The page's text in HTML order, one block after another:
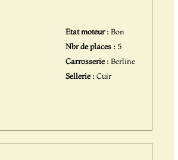
Etat moteur :Bon
Nbr de places :5
Carrosserie :Berline
Sellerie :Cuir